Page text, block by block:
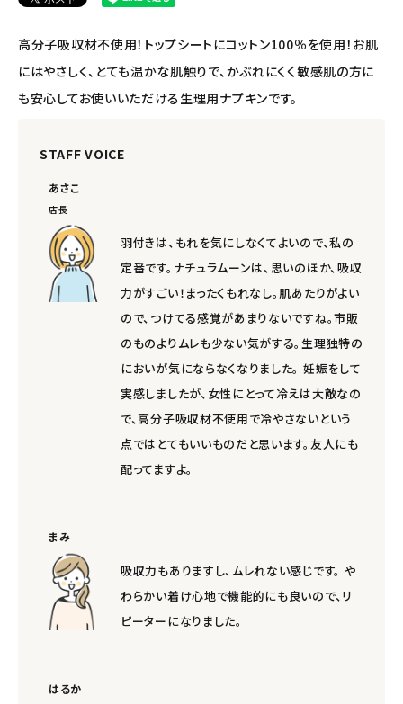
高分子吸収材不使用！トップシートにコットン100％を使用！お肌
にはやさしく、とても温かな肌触りで、かぶれにくく敏感肌の方に
も安心してお使いいただける生理用ナプキンです。
STAFF VOICE
あさこ
店長
羽付きは、もれを気にしなくてよいので、私の
定番です。ナチュラムーンは、思いのほか、吸収
力がすごい！まったくもれなし。肌あたりがよい
ので、つけてる感覚があまりないですね。市販
のものよりムレも少ない気がする。生理独特の
においが気にならなくなりました。 妊娠をして
実感しましたが、女性にとって冷えは大敵なの
で、高分子吸収材不使用で冷やさないという
点ではとてもいいものだと思います。友人にも
配ってますよ。
まみ
吸収力もありますし、ムレれない感じです。 や
わらかい着け心地で機能的にも良いので、リ
ピーターになりました。
はるか